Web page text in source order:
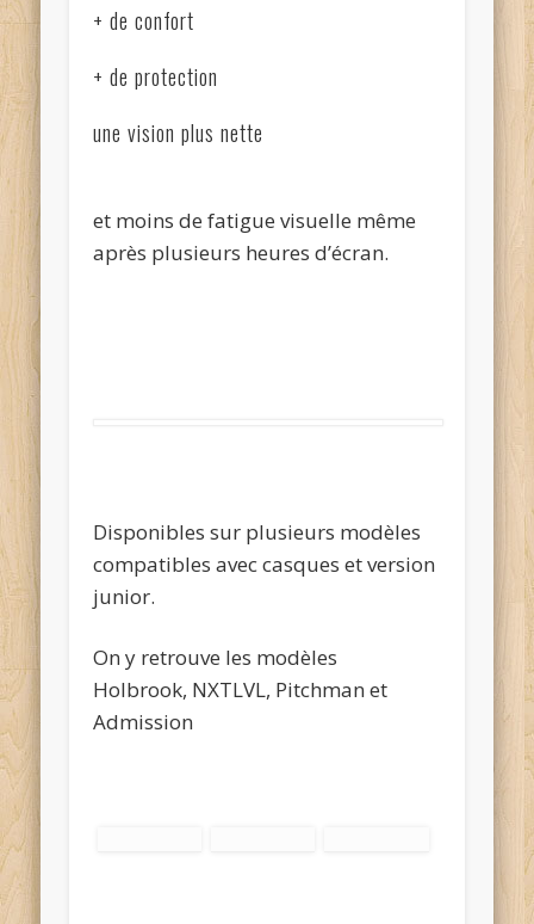
+ de confort
+ de protection
une vision plus nette
et moins de fatigue visuelle même
après plusieurs heures d’écran.
Disponibles sur plusieurs modèles
compatibles avec casques et version
junior.
On y retrouve les modèles
Holbrook, NXTLVL, Pitchman et
Admission